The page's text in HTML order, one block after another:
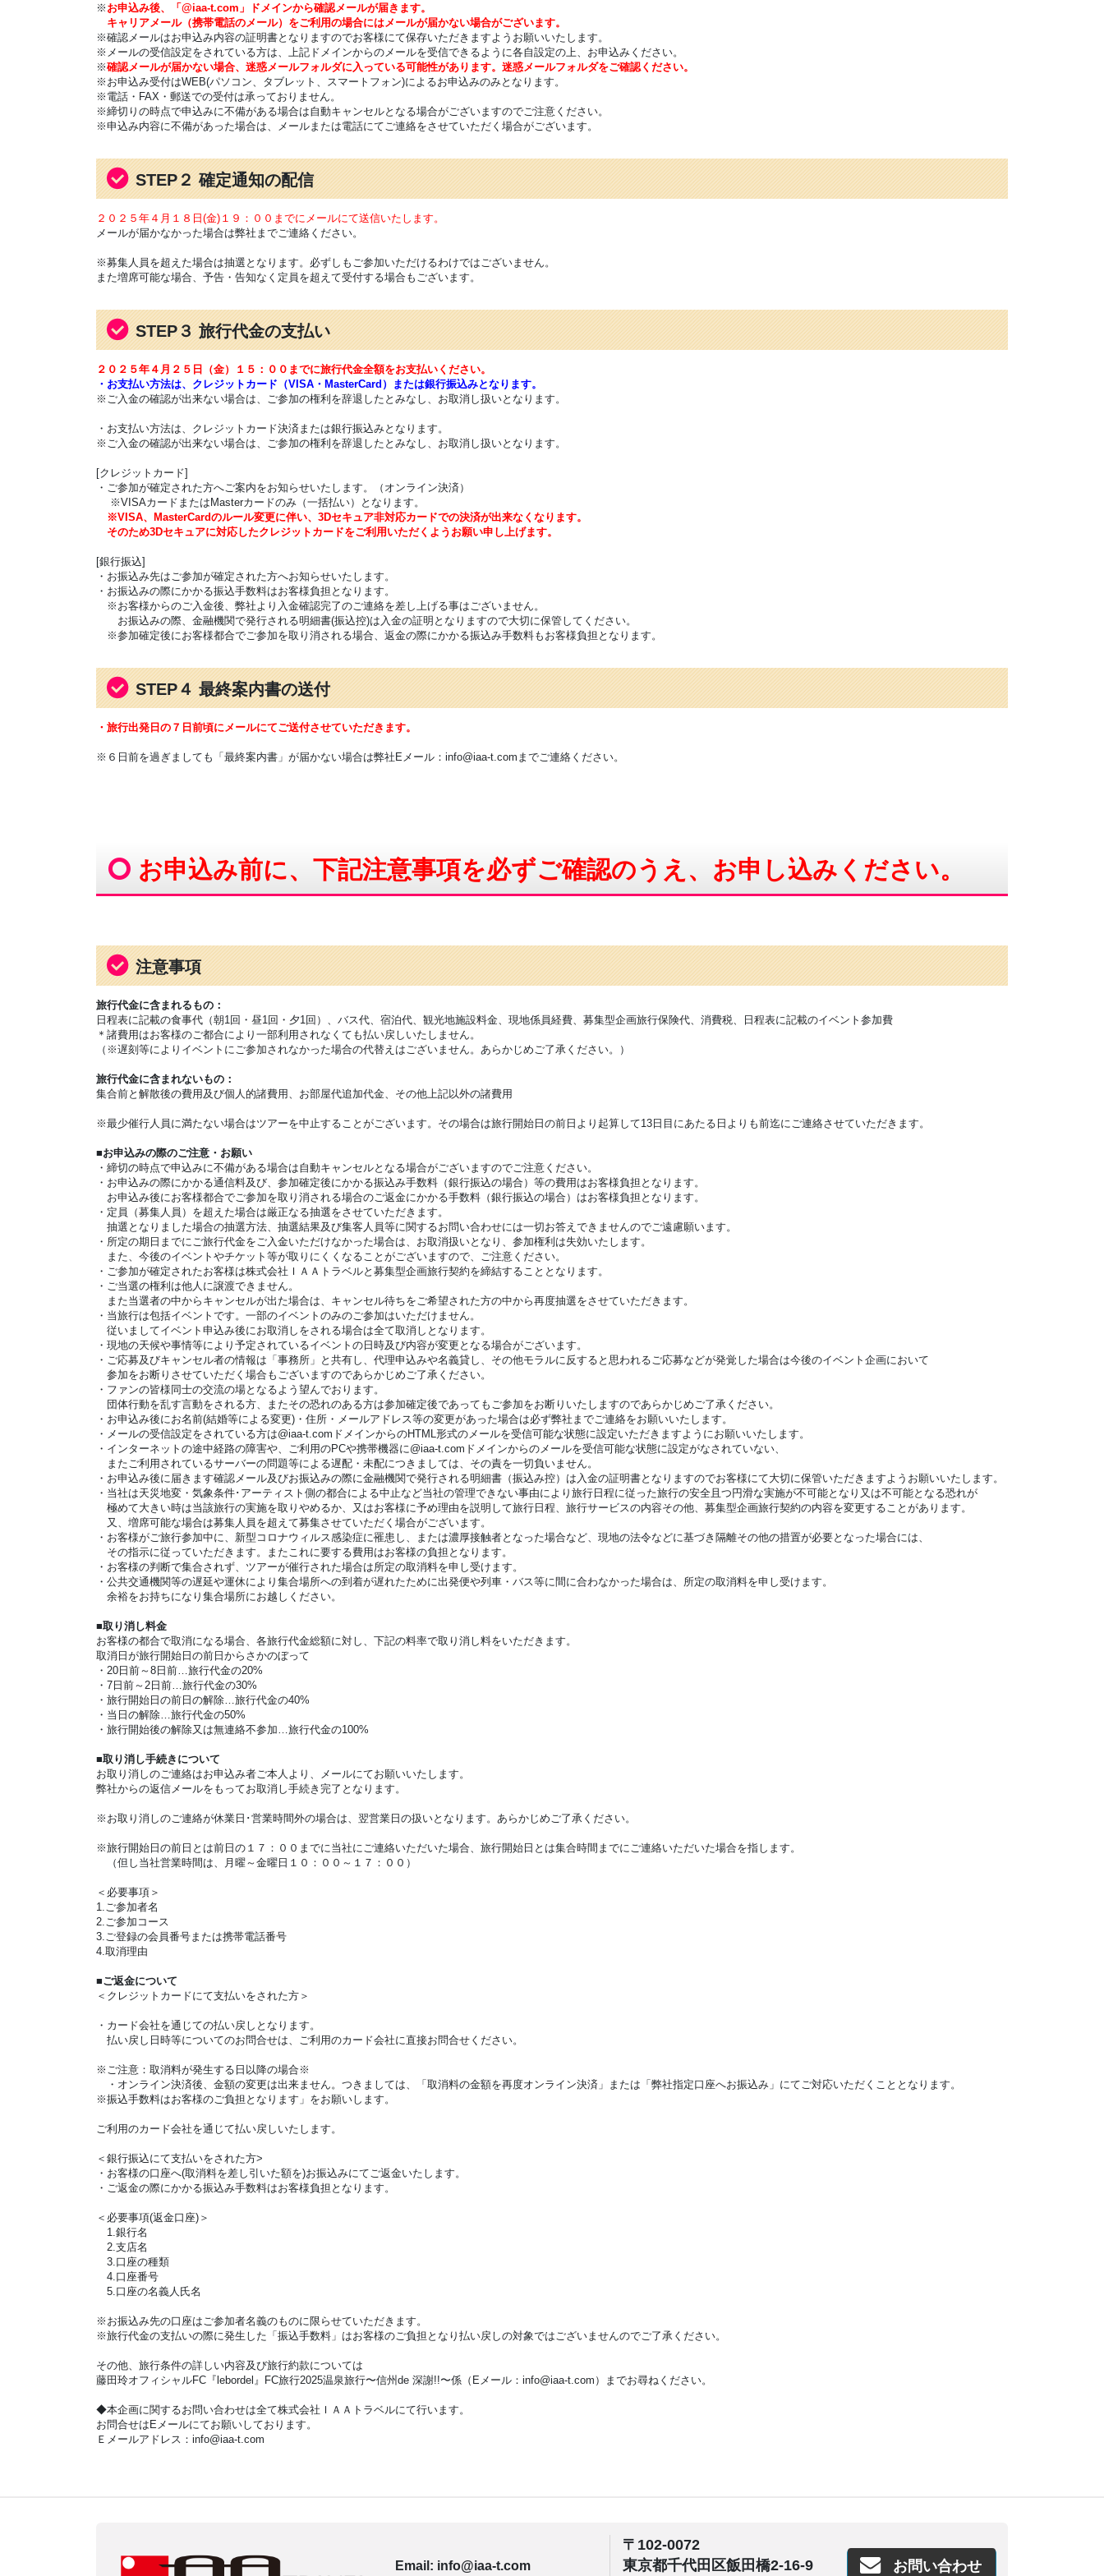
※ お申込み後、「@iaa-t.com」ドメインから確認メールが届きます。
キャリアメール（携帯電話のメール）をご利用の場合にはメールが届かない場合がございます。
※確認メールはお申込み内容の証明書となりますのでお客様にて保存いただきますようお願いいたします。
※メールの受信設定をされている方は、上記ドメインからのメールを受信できるように各自設定の上、お申込みください。
※確認メールが届かない場合、迷惑メールフォルダに入っている可能性があります。迷惑メールフォルダをご確認ください。
※お申込み受付はWEB(パソコン、タブレット、スマートフォン)によるお申込みのみとなります。
※電話・FAX・郵送での受付は承っておりません。
※締切りの時点で申込みに不備がある場合は自動キャンセルとなる場合がございますのでご注意ください。
※申込み内容に不備があった場合は、メールまたは電話にてご連絡をさせていただく場合がございます。
STEP２ 確定通知の配信
２０２５年４月１８日(金)１９：００までにメールにて送信いたします。
メールが届かなかった場合は弊社までご連絡ください。
※募集人員を超えた場合は抽選となります。必ずしもご参加いただけるわけではございません。
また増席可能な場合、予告・告知なく定員を超えて受付する場合もございます。
STEP３ 旅行代金の支払い
２０２５年４月２５日（金）１５：００までに旅行代金全額をお支払いください。
・お支払い方法は、クレジットカード（VISA・MasterCard）または銀行振込みとなります。
※ご入金の確認が出来ない場合は、ご参加の権利を辞退したとみなし、お取消し扱いとなります。
・お支払い方法は、クレジットカード決済または銀行振込みとなります。
※ご入金の確認が出来ない場合は、ご参加の権利を辞退したとみなし、お取消し扱いとなります。
[クレジットカード]
・ご参加が確定された方へご案内をお知らせいたします。（オンライン決済）
※VISAカードまたはMasterカードのみ（一括払い）となります。
※VISA、MasterCardのルール変更に伴い、3Dセキュア非対応カードでの決済が出来なくなります。
そのため3Dセキュアに対応したクレジットカードをご利用いただくようお願い申し上げます。
[銀行振込]
・お振込み先はご参加が確定された方へお知らせいたします。
・お振込みの際にかかる振込手数料はお客様負担となります。
※お客様からのご入金後、弊社より入金確認完了のご連絡を差し上げる事はございません。
お振込みの際、金融機関で発行される明細書(振込控)は入金の証明となりますので大切に保管してください。
※参加確定後にお客様都合でご参加を取り消される場合、返金の際にかかる振込み手数料もお客様負担となります。
STEP４ 最終案内書の送付
・旅行出発日の７日前頃にメールにてご送付させていただきます。
※６日前を過ぎましても「最終案内書」が届かない場合は弊社Eメール：info@iaa-t.comまでご連絡ください。
お申込み前に、下記注意事項を必ずご確認のうえ、お申し込みください。
注意事項
旅行代金に含まれるもの：
日程表に記載の食事代（朝1回・昼1回・夕1回）、バス代、宿泊代、観光地施設料金、現地係員経費、募集型企画旅行保険代、消費税、日程表に記載のイベント参加費
＊諸費用はお客様のご都合により一部利用されなくても払い戻しいたしません。
（※遅刻等によりイベントにご参加されなかった場合の代替えはございません。あらかじめご了承ください。）
旅行代金に含まれないもの：
集合前と解散後の費用及び個人的諸費用、お部屋代追加代金、その他上記以外の諸費用
※最少催行人員に満たない場合はツアーを中止することがございます。その場合は旅行開始日の前日より起算して13日目にあたる日よりも前迄にご連絡させていただきます。
■お申込みの際のご注意・お願い
・締切の時点で申込みに不備がある場合は自動キャンセルとなる場合がございますのでご注意ください。
・お申込みの際にかかる通信料及び、参加確定後にかかる振込み手数料（銀行振込の場合）等の費用はお客様負担となります。
お申込み後にお客様都合でご参加を取り消される場合のご返金にかかる手数料（銀行振込の場合）はお客様負担となります。
・定員（募集人員）を超えた場合は厳正なる抽選をさせていただきます。
抽選となりました場合の抽選方法、抽選結果及び集客人員等に関するお問い合わせには一切お答えできませんのでご遠慮願います。
・所定の期日までにご旅行代金をご入金いただけなかった場合は、お取消扱いとなり、参加権利は失効いたします。
また、今後のイベントやチケット等が取りにくくなることがございますので、ご注意ください。
・ご参加が確定されたお客様は株式会社ＩＡＡトラベルと募集型企画旅行契約を締結することとなります。
・ご当選の権利は他人に譲渡できません。
また当選者の中からキャンセルが出た場合は、キャンセル待ちをご希望された方の中から再度抽選をさせていただきます。
・当旅行は包括イベントです。一部のイベントのみのご参加はいただけません。
従いましてイベント申込み後にお取消しをされる場合は全て取消しとなります。
・現地の天候や事情等により予定されているイベントの日時及び内容が変更となる場合がございます。
・ご応募及びキャンセル者の情報は「事務所」と共有し、代理申込みや名義貸し、その他モラルに反すると思われるご応募などが発覚した場合は今後のイベント企画において
参加をお断りさせていただく場合もございますのであらかじめご了承ください。
・ファンの皆様同士の交流の場となるよう望んでおります。
団体行動を乱す言動をされる方、またその恐れのある方は参加確定後であってもご参加をお断りいたしますのであらかじめご了承ください。
・お申込み後にお名前(結婚等による変更)・住所・メールアドレス等の変更があった場合は必ず弊社までご連絡をお願いいたします。
・メールの受信設定をされている方は@iaa-t.comドメインからのHTML形式のメールを受信可能な状態に設定いただきますようにお願いいたします。
・インターネットの途中経路の障害や、ご利用のPCや携帯機器に@iaa-t.comドメインからのメールを受信可能な状態に設定がなされていない、
またご利用されているサーバーの問題等による遅配・未配につきましては、その責を一切負いません。
・お申込み後に届きます確認メール及びお振込みの際に金融機関で発行される明細書（振込み控）は入金の証明書となりますのでお客様にて大切に保管いただきますようお願いいたします。
・当社は天災地変・気象条件･アーティスト側の都合による中止など当社の管理できない事由により旅行日程に従った旅行の安全且つ円滑な実施が不可能となり又は不可能となる恐れが
極めて大きい時は当該旅行の実施を取りやめるか、又はお客様に予め理由を説明して旅行日程、旅行サービスの内容その他、募集型企画旅行契約の内容を変更することがあります。
又、増席可能な場合は募集人員を超えて募集させていただく場合がございます。
・お客様がご旅行参加中に、新型コロナウィルス感染症に罹患し、または濃厚接触者となった場合など、現地の法令などに基づき隔離その他の措置が必要となった場合には、
その指示に従っていただきます。またこれに要する費用はお客様の負担となります。
・お客様の判断で集合されず、ツアーが催行された場合は所定の取消料を申し受けます。
・公共交通機関等の遅延や運休により集合場所への到着が遅れたために出発便や列車・バス等に間に合わなかった場合は、所定の取消料を申し受けます。
余裕をお持ちになり集合場所にお越しください。
■取り消し料金
お客様の都合で取消になる場合、各旅行代金総額に対し、下記の料率で取り消し料をいただきます。
取消日が旅行開始日の前日からさかのぼって
・20日前～8日前…旅行代金の20%
・7日前～2日前…旅行代金の30%
・旅行開始日の前日の解除…旅行代金の40%
・当日の解除…旅行代金の50%
・旅行開始後の解除又は無連絡不参加…旅行代金の100%
■取り消し手続きについて
お取り消しのご連絡はお申込み者ご本人より、メールにてお願いいたします。
弊社からの返信メールをもってお取消し手続き完了となります。
※お取り消しのご連絡が休業日･営業時間外の場合は、翌営業日の扱いとなります。あらかじめご了承ください。
※旅行開始日の前日とは前日の１７：００までに当社にご連絡いただいた場合、旅行開始日とは集合時間までにご連絡いただいた場合を指します。
（但し当社営業時間は、月曜～金曜日１０：００～１７：００）
＜必要事項＞
1.ご参加者名
2.ご参加コース
3.ご登録の会員番号または携帯電話番号
4.取消理由
■ご返金について
＜クレジットカードにて支払いをされた方＞
・カード会社を通じての払い戻しとなります。
払い戻し日時等についてのお問合せは、ご利用のカード会社に直接お問合せください。
※ご注意：取消料が発生する日以降の場合※
・オンライン決済後、金額の変更は出来ません。つきましては、「取消料の金額を再度オンライン決済」または「弊社指定口座へお振込み」にてご対応いただくこととなります。
※振込手数料はお客様のご負担となります」をお願いします。
ご利用のカード会社を通じて払い戻しいたします。
＜銀行振込にて支払いをされた方>
・お客様の口座へ(取消料を差し引いた額を)お振込みにてご返金いたします。
・ご返金の際にかかる振込み手数料はお客様負担となります。
＜必要事項(返金口座)＞
1.銀行名
2.支店名
3.口座の種類
4.口座番号
5.口座の名義人氏名
※お振込み先の口座はご参加者名義のものに限らせていただきます。
※旅行代金の支払いの際に発生した「振込手数料」はお客様のご負担となり払い戻しの対象ではございませんのでご了承ください。
その他、旅行条件の詳しい内容及び旅行約款については
藤田玲オフィシャルFC『lebordel』FC旅行2025温泉旅行〜信州de 深謝!!〜係（Eメール：info@iaa-t.com）までお尋ねください。
◆本企画に関するお問い合わせは全て株式会社ＩＡＡトラベルにて行います。
お問合せはEメールにてお願いしております。
Ｅメールアドレス：info@iaa-t.com
Email: info@iaa-t.com
〒102-0072
東京都千代田区飯田橋2-16-9
お問い合わせ